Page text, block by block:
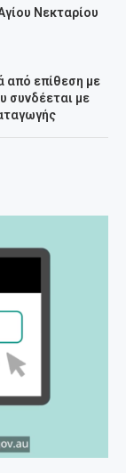
Νεκταρίου
από επίθεση με
συνδέεται με